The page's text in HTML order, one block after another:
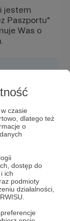
czasie
dlatego też
o
dostęp do
ich
podmioty
działalności,
jestem
Paszportu"
Was o
Pracuję w
z ruchem